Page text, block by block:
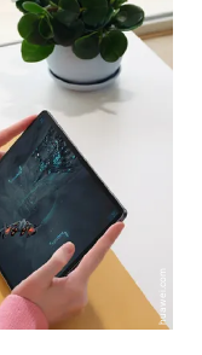
huawei.com